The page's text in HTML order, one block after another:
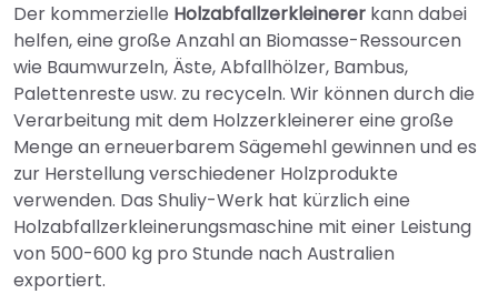
Der kommerzielle Holzabfallzerkleinerer kann dabei
helfen, eine große Anzahl an Biomasse-Ressourcen
wie Baumwurzeln, Äste, Abfallhölzer, Bambus,
Palettenreste usw. zu recyceln. Wir können durch die
Verarbeitung mit dem Holzzerkleinerer eine große
Menge an erneuerbarem Sägemehl gewinnen und es
zur Herstellung verschiedener Holzprodukte
verwenden. Das Shuliy-Werk hat kürzlich eine
Holzabfallzerkleinerungsmaschine mit einer Leistung
von 500-600 kg pro Stunde nach Australien
exportiert.